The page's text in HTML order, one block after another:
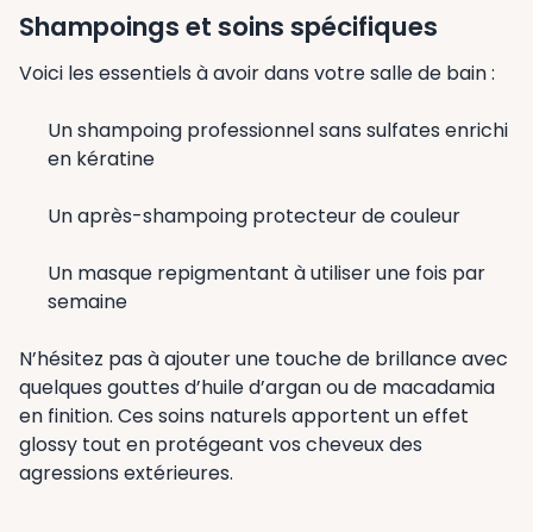
Shampoings et soins spécifiques
Voici les essentiels à avoir dans votre salle de bain :
Un shampoing professionnel sans sulfates enrichi
en kératine
Un après-shampoing protecteur de couleur
Un masque repigmentant à utiliser une fois par
semaine
N’hésitez pas à ajouter une touche de brillance avec
quelques gouttes d’huile d’argan ou de macadamia
en finition. Ces soins naturels apportent un effet
glossy tout en protégeant vos cheveux des
agressions extérieures.